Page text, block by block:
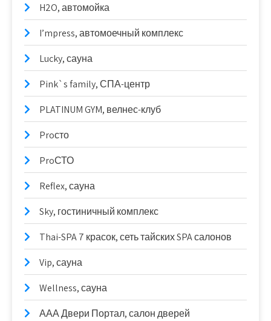
H2O, автомойка
I’mpress, автомоечный комплекс
Lucky, сауна
Pink`s family, СПА-центр
PLATINUM GYM, велнес-клуб
Proсто
ProСТО
Reflex, сауна
Sky, гостиничный комплекс
Thai-SPA 7 красок, сеть тайских SPA салонов
Vip, сауна
Wellness, сауна
ААА Двери Портал, салон дверей